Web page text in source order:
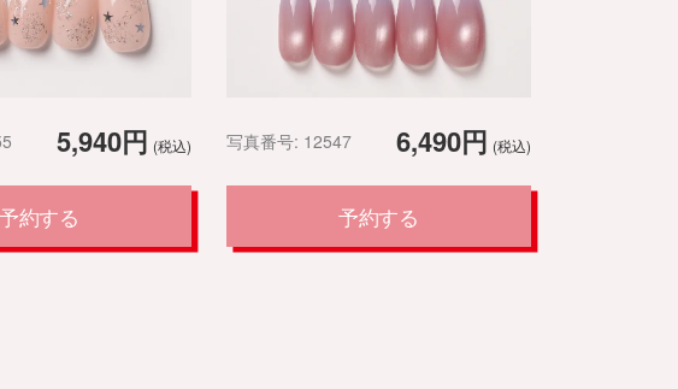
5,940円 (税込)
予約する
6,490円 (税込)
写真番号: 12547
予約する